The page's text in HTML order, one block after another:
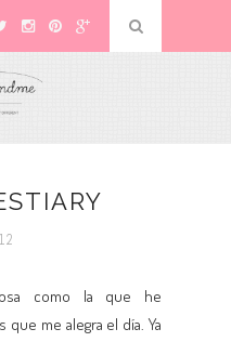
como la que he
me alegra el día. Ya